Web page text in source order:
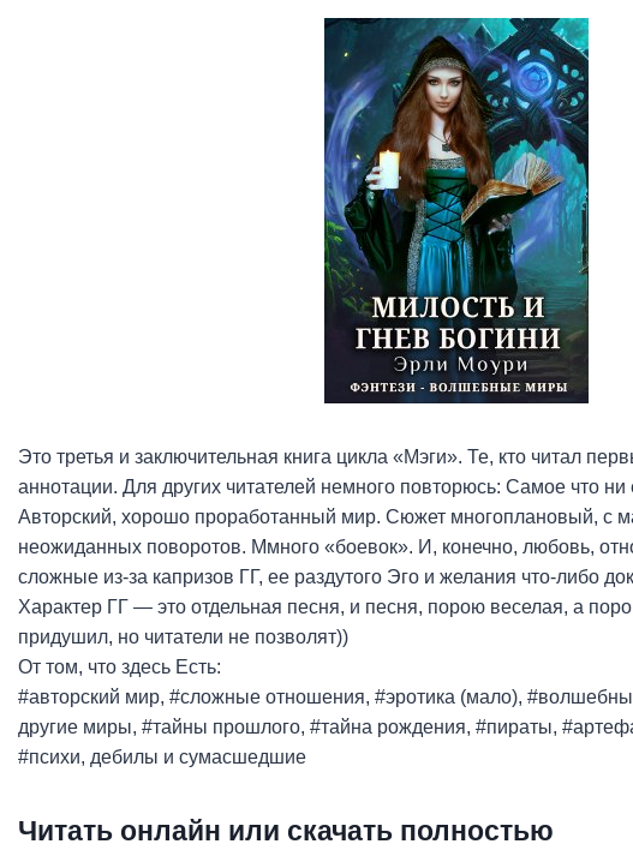
Это третья и заключительная книга цикла «Мэги». Те, кто читал
аннотации. Для других читателей немного повторюсь: Самое что ни
Авторский, хорошо проработанный мир. Сюжет многоплановый, с
неожиданных поворотов. Ммного «боевок». И, конечно, любовь,
сложные из-за капризов ГГ, ее раздутого Эго и желания что-либо
Характер ГГ — это отдельная песня, и песня, порою веселая, а
придушил, но читатели не позволят))
От том, что здесь Есть:
#авторский мир, #сложные отношения, #эротика (мало),
другие миры, #тайны прошлого, #тайна рождения, #пираты,
#психи, дебилы и сумасшедшие
Читать онлайн или скачать полностью